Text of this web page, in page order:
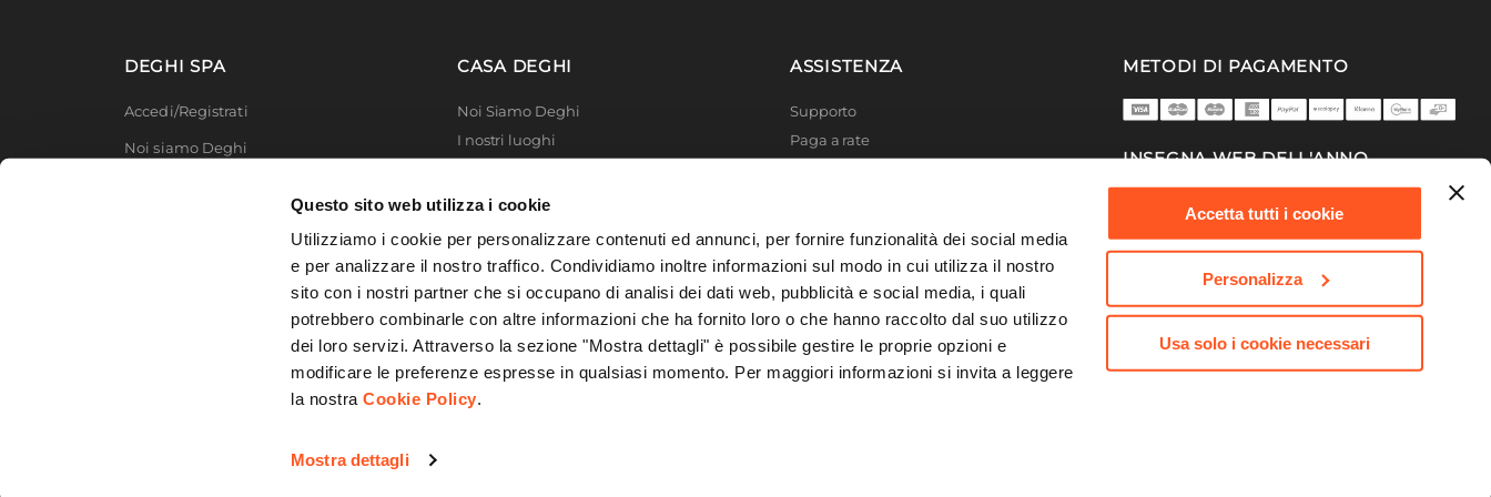
Questo sito web utilizza i cookie
Utilizziamo i cookie per personalizzare contenuti ed annunci, per fornire funzionalità dei social media
e per analizzare il nostro traffico. Condividiamo inoltre informazioni sul modo in cui utilizza il nostro
sito con i nostri partner che si occupano di analisi dei dati web, pubblicità e social media, i quali
potrebbero combinarle con altre informazioni che ha fornito loro o che hanno raccolto dal suo utilizzo
dei loro servizi. Attraverso la sezione "Mostra dettagli" è possibile gestire le proprie opzioni e
modificare le preferenze espresse in qualsiasi momento. Per maggiori informazioni si invita a leggere
la nostraCookie Policy.
Mostra dettagli
Accetta tutti i cookie
Personalizza
Usa solo i cookie necessari
Finitura
Lucida
DEGHI SPA
Accedi/Registrati
Noi siamo Deghi
Modello organizzativo e codice etico
CASA DEGHI
Noi Siamo Deghi
I nostri luoghi
MFT - La produzione
Deghi Solidale
Deghi Academy
ASSISTENZA
Supporto
Paga a rate
Privacy Policy
Cookie policy
METODI DI PAGAMENTO
INSEGNA WEB DELL'ANNO